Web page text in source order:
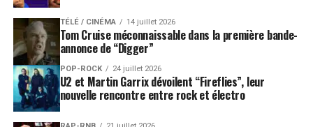
TÉLÉ / CINÉMA 14 juillet 2026
Tom Cruise méconnaissable dans la première bande-
annonce de “Digger”
POP-ROCK 24 juillet 2026
U2 et Martin Garrix dévoilent “Fireflies”, leur
nouvelle rencontre entre rock et électro